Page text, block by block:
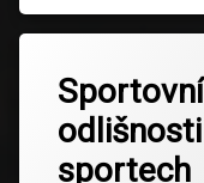
sportech
Cyklistický
Styl
Ekologie
komentář
na
Sportovní
styl:
Módní